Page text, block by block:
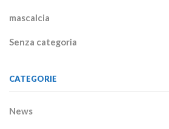
mascalcia
Senza categoria
CATEGORIE
News